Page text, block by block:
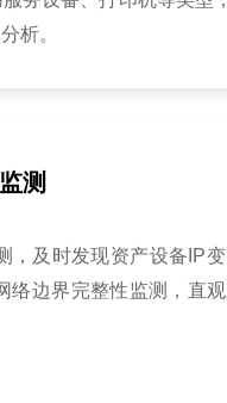
析。
，及时发现资产设备IP
络边界完整性监测，直
测